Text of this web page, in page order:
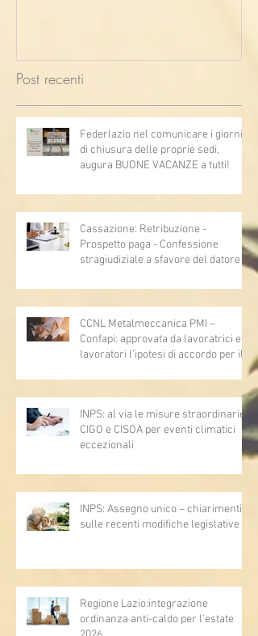
Post recenti
Federlazio nel comunicare i giorni
di chiusura delle proprie sedi,
augura BUONE VACANZE a tutti!
Cassazione: Retribuzione -
Prospetto paga - Confessione
stragiudiziale a sfavore del datore di
articoli 1362, 2697, 2730, 2732, 2734
e 2735)
CCNL Metalmeccanica PMI –
Confapi: approvata da lavoratrici e
lavoratori l’ipotesi di accordo per il
INPS: al via le misure straordinarie
CIGO e CISOA per eventi climatici
eccezionali
INPS: Assegno unico – chiarimenti
sulle recenti modifiche legislative
Regione Lazio:integrazione
ordinanza anti-caldo per l'estate